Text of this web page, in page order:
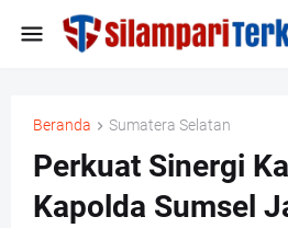
Beranda Sumatera Selatan
Perkuat Sinergi
Kapolda Sumsel